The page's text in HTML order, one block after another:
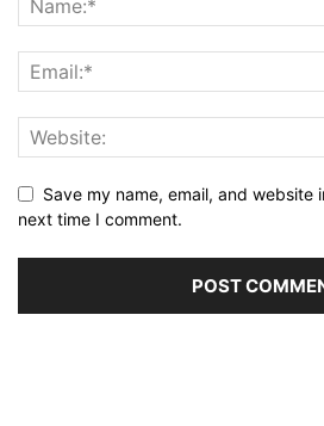
Save my name, email, and website
next time I comment.